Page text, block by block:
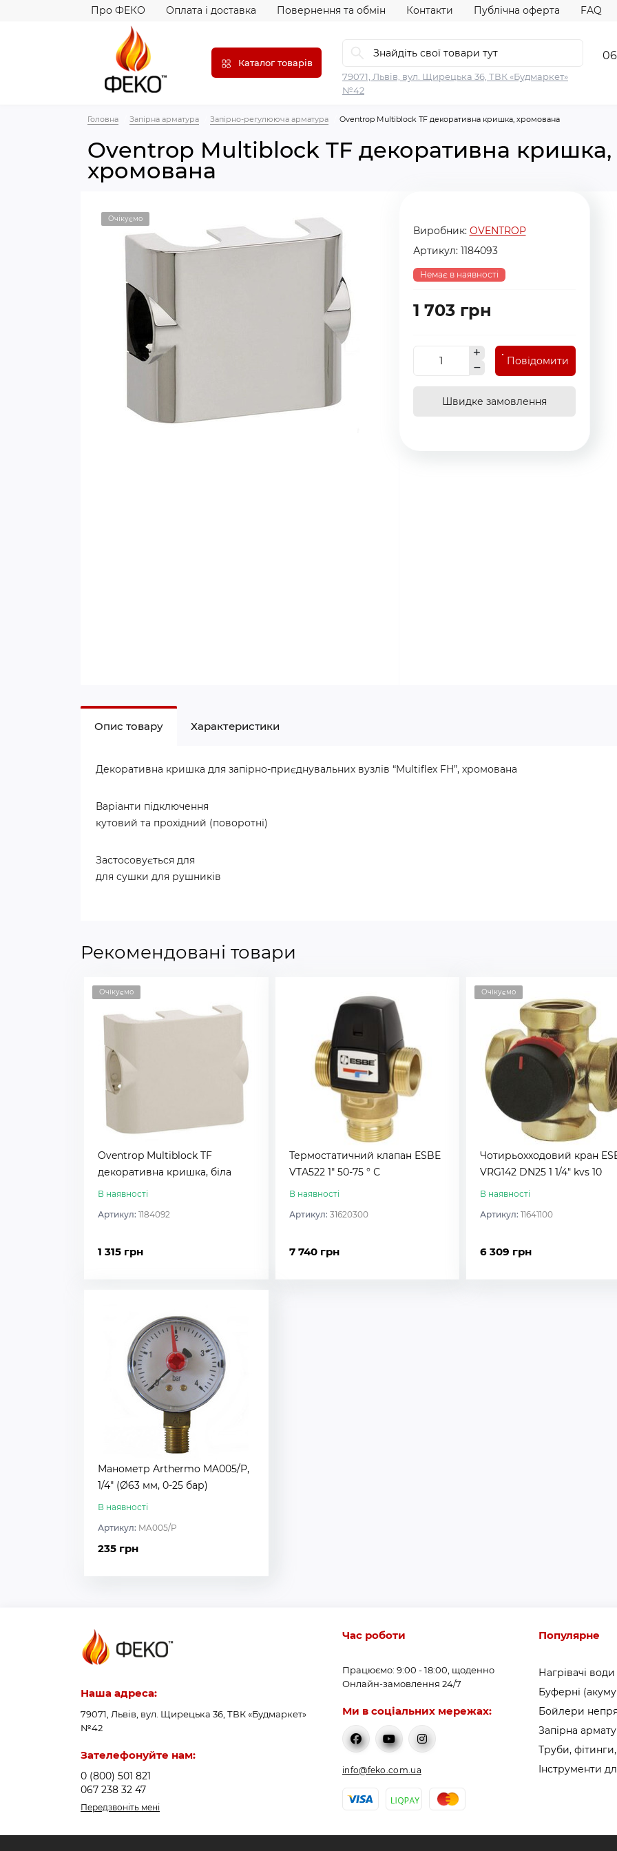
Про ФЕКО Оплата і доставка Повернення та обмін Контакти Публічна оферта FAQ
Каталог товарів
79071, Львів, вул. Щирецька 36, ТВК «Будмаркет»
№42
Головна Запірна арматура Запірно-регулююча арматура Oventrop Multiblock TF декоративна кришка, хромована
Oventrop Multiblock TF декоративна кришка,
хромована
Очікуємо
Виробник: OVENTROP
Артикул: 1184093
Немає в наявності
1 703 грн
Повідомити
Швидке замовлення
Опис товару Характеристики
Декоративна кришка для запірно-приєднувальних вузлів “Multiflex FH”, хромована
Варіанти підключення
кутовий та прохідний (поворотні)
Застосовується для
для сушки для рушників
Рекомендовані товари
Очікуємо
Oventrop Multiblock TF
декоративна кришка, біла
В наявності
Артикул: 1184092
1 315 грн
Термостатичний клапан ESBE
VTA522 1″ 50-75 ° С
В наявності
Артикул: 31620300
7 740 грн
Очікуємо
Чотирьохходовий кран
VRG142 DN25 1 1/4″ kvs 10
В наявності
Артикул: 11641100
6 309 грн
Манометр Arthermo MA005/P,
1/4″ (Ø63 мм, 0-25 бар)
В наявності
Артикул: MA005/P
235 грн
Наша адреса:
79071, Львів, вул. Щирецька 36, ТВК «Будмаркет»
№42
Зателефонуйте нам:
0 (800) 501 821
067 238 32 47
Передзвоніть мені
Час роботи
Працюємо: 9:00 - 18:00, щоденно
Онлайн-замовлення 24/7
Ми в соціальних мережах:
info@feko.com.ua
Популярне
Нагрівачі води
Буферні
Бойлери
Запірна
Труби, фітинги,
Інструменти